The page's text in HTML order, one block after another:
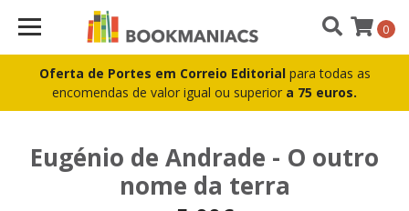
Oferta de Portes em Correio Editorial para todas as
encomendas de valor igual ou superior a 75 euros.
0
Eugénio de Andrade - O outro
nome da terra